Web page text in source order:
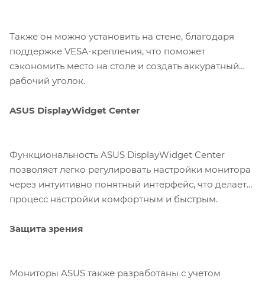
Также он можно установить на стене, благодаря
поддержке VESA-крепления, что поможет
сэкономить место на столе и создать аккуратный
рабочий уголок.
ASUS DisplayWidget Center
Функциональность ASUS DisplayWidget Center
позволяет легко регулировать настройки монитора
через интуитивно понятный интерфейс, что делает
процесс настройки комфортным и быстрым.
Защита зрения
Мониторы ASUS также разработаны с учетом